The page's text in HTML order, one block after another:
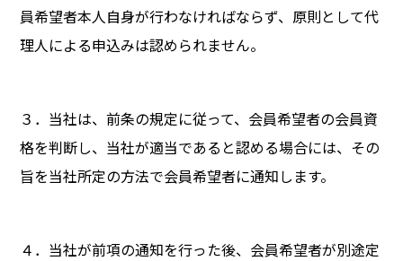
員希望者本人自身が行わなければならず、原則として代
理人による申込みは認められません。
３．当社は、前条の規定に従って、会員希望者の会員資
格を判断し、当社が適当であると認める場合には、その
旨を当社所定の方法で会員希望者に通知します。
４．当社が前項の通知を行った後、会員希望者が別途定